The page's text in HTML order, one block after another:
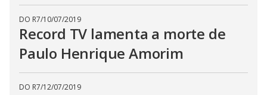
DO R7/10/07/2019
Record TV lamenta a morte de
Paulo Henrique Amorim
DO R7/12/07/2019